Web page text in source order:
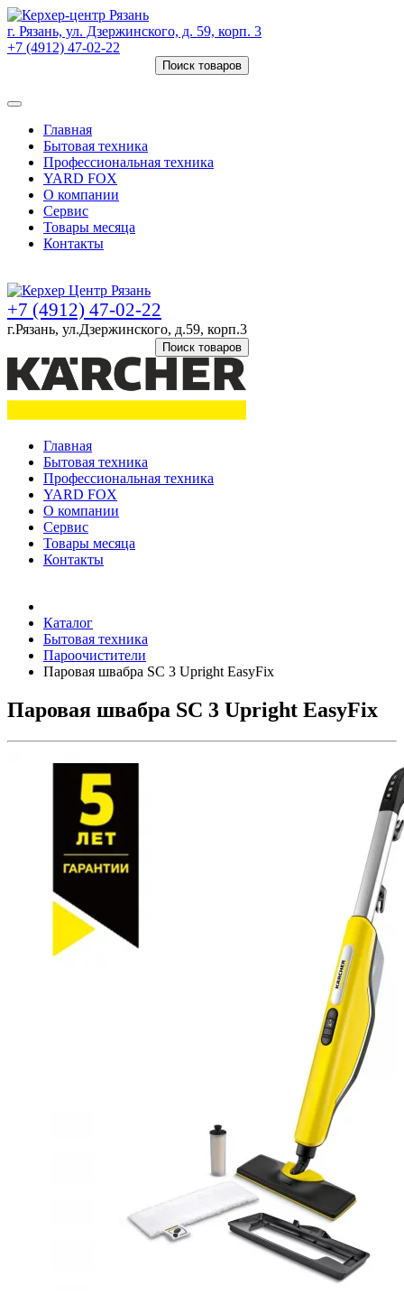
г. Рязань, ул. Дзержинского, д. 59, корп. 3
+7 (4912) 47-02-22
Поиск товаров
Главная
Бытовая техника
Профессиональная техника
YARD FOX
О компании
Сервис
Товары месяца
Контакты
+7 (4912) 47-02-22
г.Рязань, ул.Дзержинского, д.59, корп.3
Поиск товаров
Главная
Бытовая техника
Профессиональная техника
YARD FOX
О компании
Сервис
Товары месяца
Контакты
Каталог
Бытовая техника
Пароочистители
Паровая швабра SC 3 Upright EasyFix
Паровая швабра SC 3 Upright EasyFix